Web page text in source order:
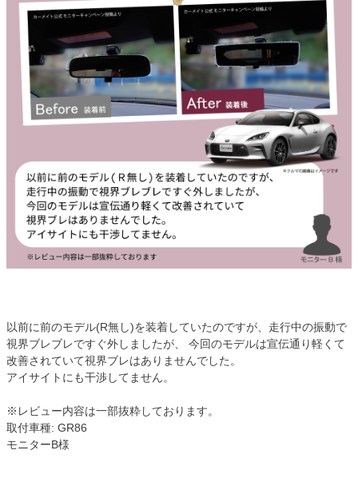
以前に前のモデル(R無し)を装着していたのですが、走行中の振動で
視界ブレブレですぐ外しましたが、 今回のモデルは宣伝通り軽くて
改善されていて視界ブレはありませんでした。
アイサイトにも干渉してません。
※レビュー内容は一部抜粋しております。
取付車種: GR86
モニターB様